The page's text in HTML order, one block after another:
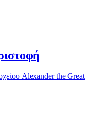
Alexander the Great